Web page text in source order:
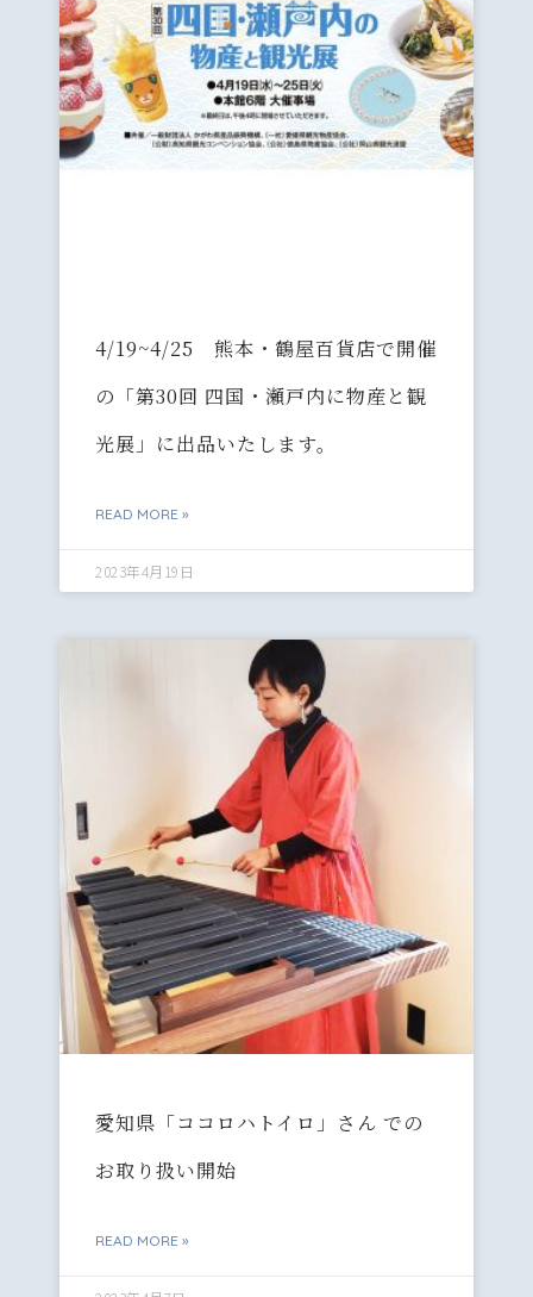
4/19~4/25 熊本・鶴屋百貨店で開催
の「第30回 四国・瀬戸内に物産と観
光展」に出品いたします。
READ MORE »
2023年4月19日
愛知県「ココロハトイロ」さん での
お取り扱い開始
READ MORE »